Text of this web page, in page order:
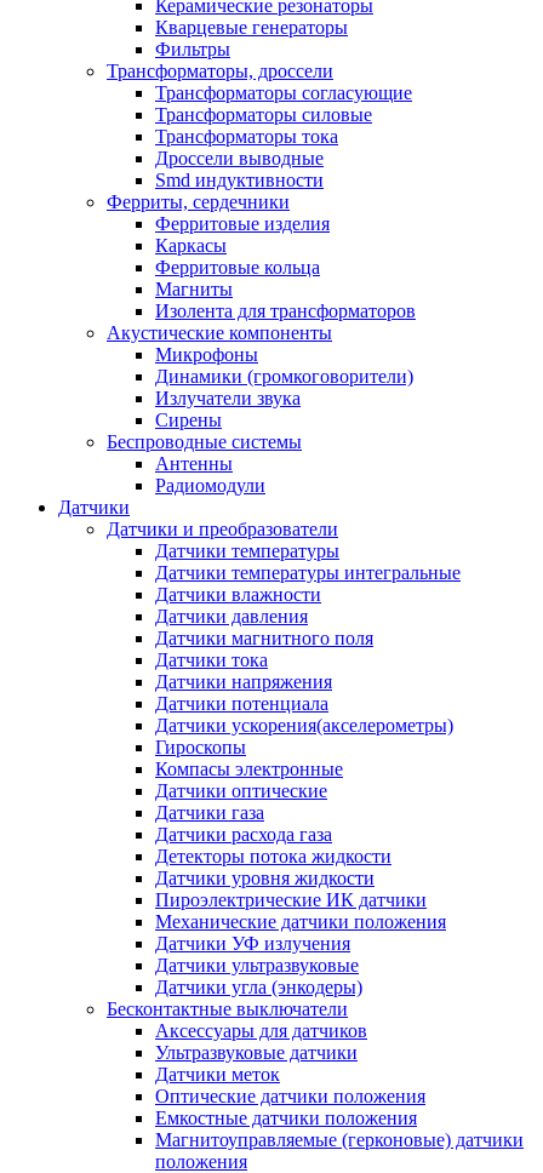
Керамические резонаторы
Кварцевые генераторы
Фильтры
Трансформаторы, дроссели
Трансформаторы согласующие
Трансформаторы силовые
Трансформаторы тока
Дроссели выводные
Smd индуктивности
Ферриты, сердечники
Ферритовые изделия
Каркасы
Ферритовые кольца
Магниты
Изолента для трансформаторов
Акустические компоненты
Микрофоны
Динамики (громкоговорители)
Излучатели звука
Сирены
Беспроводные системы
Антенны
Радиомодули
Датчики
Датчики и преобразователи
Датчики температуры
Датчики температуры интегральные
Датчики влажности
Датчики давления
Датчики магнитного поля
Датчики тока
Датчики напряжения
Датчики потенциала
Датчики ускорения(акселерометры)
Гироскопы
Компасы электронные
Датчики оптические
Датчики газа
Датчики расхода газа
Детекторы потока жидкости
Датчики уровня жидкости
Пироэлектрические ИК датчики
Механические датчики положения
Датчики УФ излучения
Датчики ультразвуковые
Датчики угла (энкодеры)
Бесконтактные выключатели
Аксессуары для датчиков
Ультразвуковые датчики
Датчики меток
Оптические датчики положения
Емкостные датчики положения
Магнитоуправляемые (герконовые) датчики
положения